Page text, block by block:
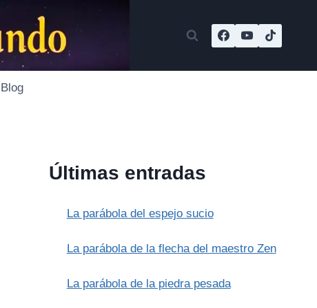
Blog
Últimas entradas
La parábola del espejo sucio
La parábola de la flecha del maestro Zen
La parábola de la piedra pesada